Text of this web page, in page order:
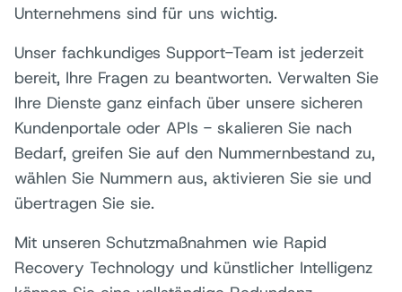
Unternehmens sind für uns wichtig.
Unser fachkundiges Support-Team ist jederzeit
bereit, Ihre Fragen zu beantworten. Verwalten Sie
Ihre Dienste ganz einfach über unsere sicheren
Kundenportale oder APIs - skalieren Sie nach
Bedarf, greifen Sie auf den Nummernbestand zu,
wählen Sie Nummern aus, aktivieren Sie sie und
übertragen Sie sie.
Mit unseren Schutzmaßnahmen wie Rapid
Recovery Technology und künstlicher Intelligenz